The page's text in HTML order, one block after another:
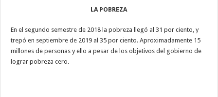
LA POBREZA
En el segundo semestre de 2018 la pobreza llegó al 31 por ciento, y
trepó en septiembre de 2019 al 35 por ciento. Aproximadamente 15
millones de personas y ello a pesar de los objetivos del gobierno de
lograr pobreza cero.